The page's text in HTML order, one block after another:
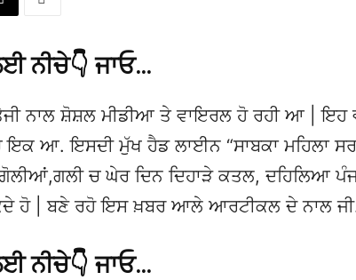
ਨੀਚੇ👇 ਜਾਓ…
ਨਾਲ ਸ਼ੋਸ਼ਲ ਮੀਡੀਆ ਤੇ ਵਾਇਰਲ ਹੋ ਰਹੀ ਆ | ਇਹ
ਇਕ ਆ. ਇਸਦੀ ਮੁੱਖ ਹੈਡ ਲਾਈਨ “ਸਾਬਕਾ ਮਹਿਲਾ
ਚ ਘੇਰ ਦਿਨ ਦਿਹਾੜੇ ਕਤਲ, ਦਹਿਲਿਆ
ਹੋ | ਬਣੇ ਰਹੋ ਇਸ ਖ਼ਬਰ ਆਲੇ ਆਰਟੀਕਲ ਦੇ ਨਾਲ
ਨੀਚੇ👇 ਜਾਓ…